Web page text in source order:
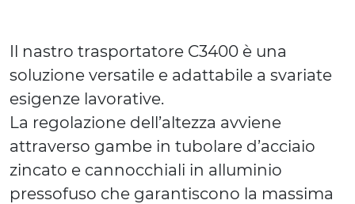
Il nastro trasportatore C3400 è una
soluzione versatile e adattabile a svariate
esigenze lavorative.
La regolazione dell’altezza avviene
attraverso gambe in tubolare d’acciaio
zincato e cannocchiali in alluminio
pressofuso che garantiscono la massima